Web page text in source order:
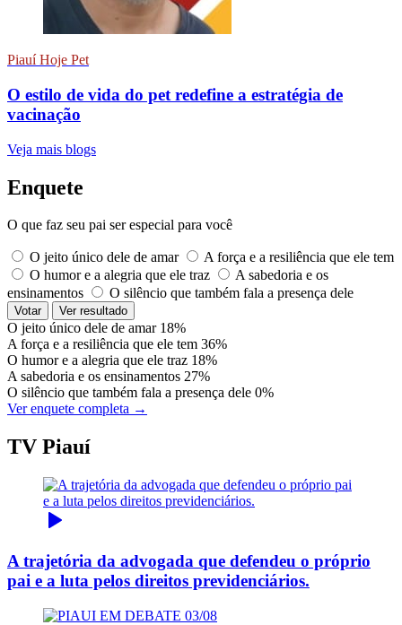
Piauí Hoje Pet
O estilo de vida do pet redefine a estratégia de
vacinação
Veja mais blogs
Enquete
O que faz seu pai ser especial para você
O jeito único dele de amar
A força e a resiliência que ele tem
O humor e a alegria que ele traz
A sabedoria e os
ensinamentos
O silêncio que também fala a presença dele
Votar Ver resultado
O jeito único dele de amar 18%
A força e a resiliência que ele tem 36%
O humor e a alegria que ele traz 18%
A sabedoria e os ensinamentos 27%
O silêncio que também fala a presença dele 0%
Ver enquete completa →
TV Piauí
A trajetória da advogada que defendeu o próprio
pai e a luta pelos direitos previdenciários.